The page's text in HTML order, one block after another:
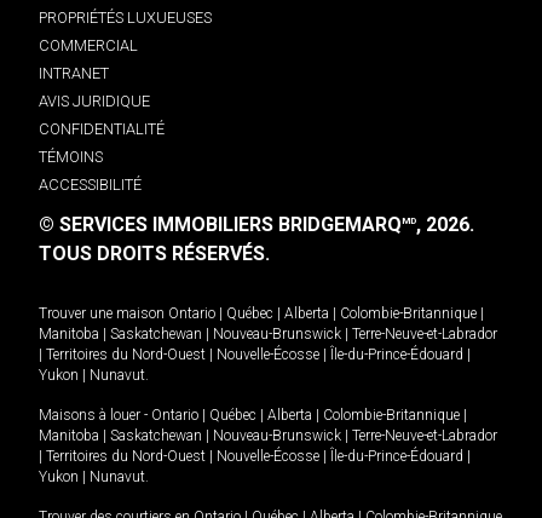
PROPRIÉTÉS LUXUEUSES
COMMERCIAL
INTRANET
AVIS JURIDIQUE
CONFIDENTIALITÉ
TÉMOINS
ACCESSIBILITÉ
© SERVICES IMMOBILIERS BRIDGEMARQMD, 2026.
TOUS DROITS RÉSERVÉS.
Trouver une maison Ontario | Québec | Alberta | Colombie-Britannique |
Manitoba | Saskatchewan | Nouveau-Brunswick | Terre-Neuve-et-Labrador
| Territoires du Nord-Ouest | Nouvelle-Écosse | Île-du-Prince-Édouard |
Yukon | Nunavut
Maisons à louer - Ontario | Québec | Alberta | Colombie-Britannique |
Manitoba | Saskatchewan | Nouveau-Brunswick | Terre-Neuve-et-Labrador
| Territoires du Nord-Ouest | Nouvelle-Écosse | Île-du-Prince-Édouard |
Yukon | Nunavut